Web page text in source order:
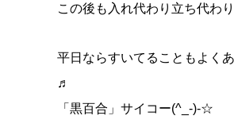
この後も入れ代わり立ち代わ
平日ならすいてることもよく
♬
「黒百合」サイコー(^_-)-☆